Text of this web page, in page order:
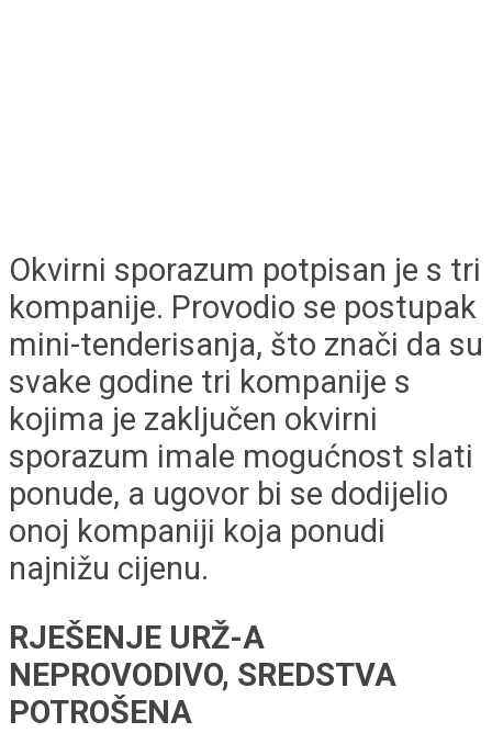
Okvirni sporazum potpisan je s tri
kompanije. Provodio se postupak
mini-tenderisanja, što znači da su
svake godine tri kompanije s
kojima je zaključen okvirni
sporazum imale mogućnost slati
ponude, a ugovor bi se dodijelio
onoj kompaniji koja ponudi
najnižu cijenu.
RJEŠENJE URŽ-A
NEPROVODIVO, SREDSTVA
POTROŠENA